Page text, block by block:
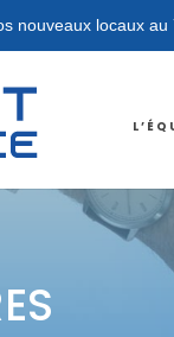
au 72 rue des